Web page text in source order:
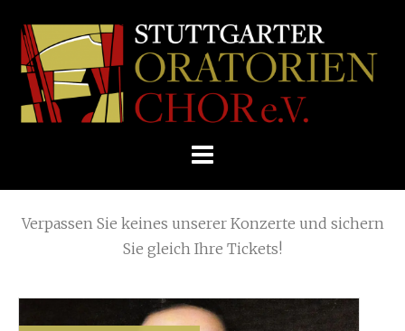
Skip
E.V.
Home 2021 (Page 3)
Verpassen Sie keines unserer Konzerte und sichern
Sie gleich Ihre Tickets!